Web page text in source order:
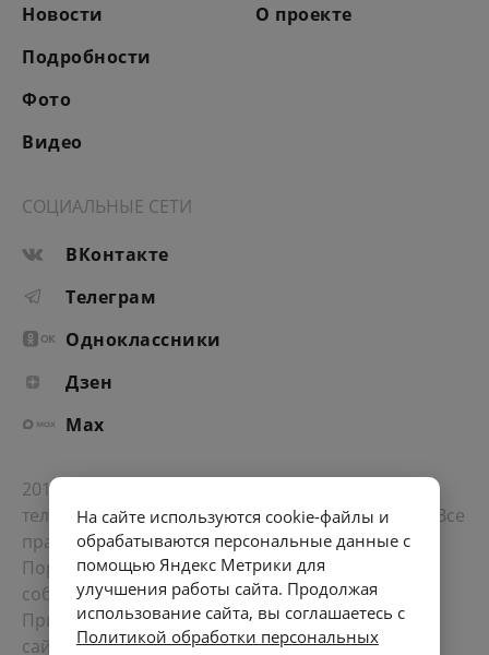
Новости
Подробности
Фото
Видео
О проекте
СОЦИАЛЬНЫЕ СЕТИ
ВКонтакте
Телеграм
Одноклассники
Дзен
Max
2012-2026 © Портал «Электронное интернет-
телевидение правительства Санкт-Петербурга». Все
права защищены.
Портал Санкт-Петербурга- о его людях, жизни,
событиях, последних новостях.
При перепечатке материалов, прямая ссылка на
сайт обязательна. Возрастное ограничение 12+.
На сайте используются cookie-файлы и
обрабатываются персональные данные с
помощью Яндекс Метрики для
улучшения работы сайта. Продолжая
использование сайта, вы соглашаетесь с
Политикой обработки персональных